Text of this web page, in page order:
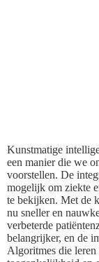
Kunstmatige
een manier die we
voorstellen. De
mogelijk om ziekte
te bekijken. Met de
nu sneller en
verbeterde
belangrijker, en de
Algoritmes die leren